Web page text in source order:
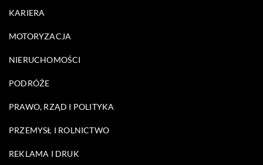
KARIERA
MOTORYZACJA
NIERUCHOMOŚCI
PODRÓŻE
PRAWO, RZĄD I POLITYKA
PRZEMYSŁ I ROLNICTWO
REKLAMA I DRUK